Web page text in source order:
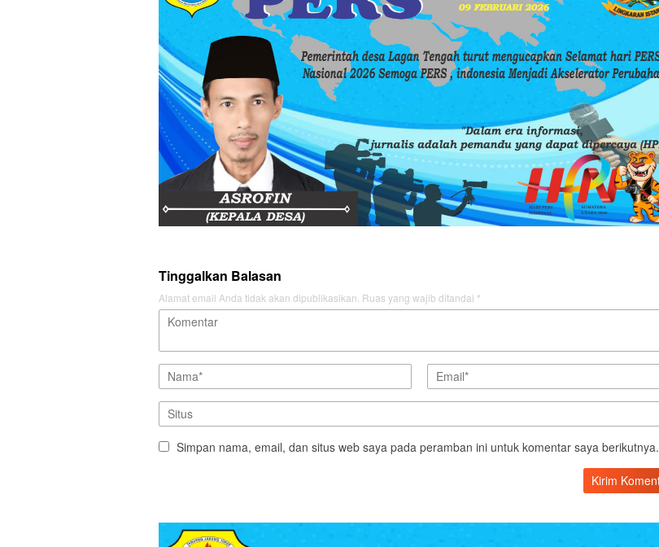
Tinggalkan Balasan
Alamat email Anda tidak akan dipublikasikan. Ruas yang wajib ditandai *
Simpan nama, email, dan situs web saya pada peramban ini untuk komentar saya berikutnya.